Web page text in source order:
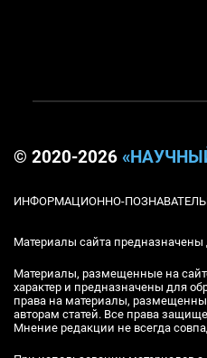
© 2020-2026
ИНФОРМАЦИОННО-
Материалы сайта предназначены
Материалы, размещенные на
характер и предназначены для
права на материалы,
авторам статей. Все права
Мнение редакции не всегда